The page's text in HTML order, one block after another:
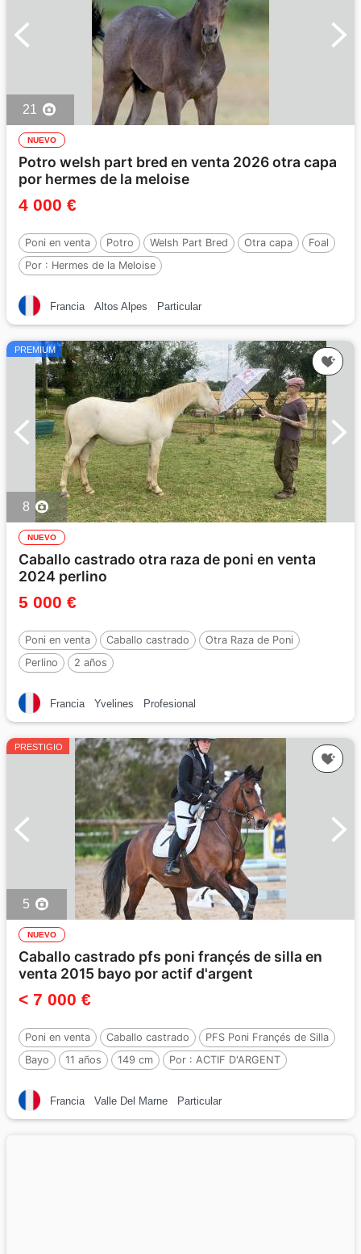
21
NUEVO
Potro welsh part bred en venta 2026 otra capa
por hermes de la meloise
4 000 €
Poni en venta Potro Welsh Part Bred Otra capa
Foal
Por : Hermes de la Meloise
Francia Altos Alpes Particular
PREMIUM
8
NUEVO
Caballo castrado otra raza de poni en venta
2024 perlino
5 000 €
Poni en venta Caballo castrado
Otra Raza de Poni
Perlino
2 años
Francia Yvelines Profesional
PRESTIGIO
5
NUEVO
Caballo castrado pfs poni françés de silla en
venta 2015 bayo por actif d'argent
< 7 000 €
Poni en venta Caballo castrado
PFS Poni Françés de Silla
Bayo
11 años 149 cm Por : ACTIF D'ARGENT
Francia Valle Del Marne Particular